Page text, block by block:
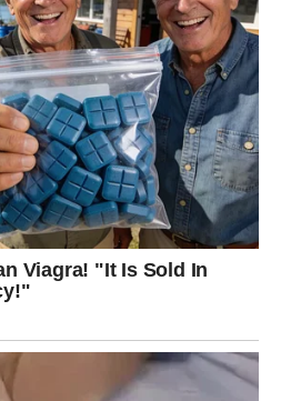
dolazi susret koji menja sve –
Bikovu potrebu za stabilnošću,
jednostavno spolja, ali iznutra
da može da se opusti, da
da će biti povređen.
dodiri donose mir, a
osećaj doma.
ostane, da gradi, da deli život
praznika, Bik shvata da
– ona može biti utočište,